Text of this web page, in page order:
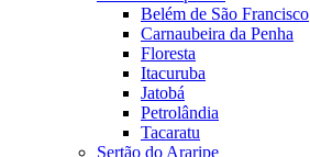
Belém de São Francisco
Carnaubeira da Penha
Floresta
Itacuruba
Jatobá
Petrolândia
Tacaratu
Sertão do Araripe